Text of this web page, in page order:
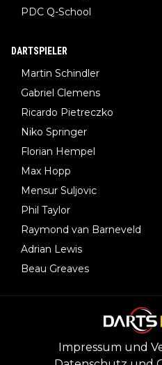
PDC Q-School
DARTSPIELER
Martin Schindler
Gabriel Clemens
Ricardo Pietreczko
Niko Springer
Florian Hempel
Max Hopp
Mensur Suljovic
Phil Taylor
Raymond van Barneveld
Adrian Lewis
Beau Greaves
Impressum und